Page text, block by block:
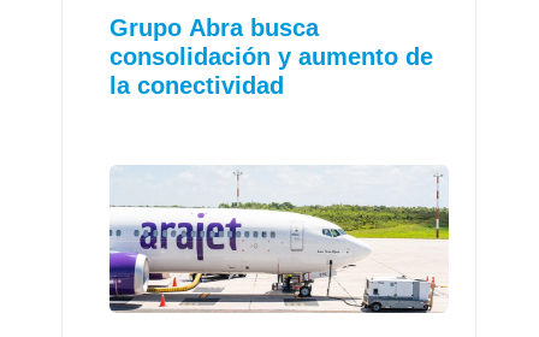
Grupo Abra busca
consolidación y aumento de
la conectividad